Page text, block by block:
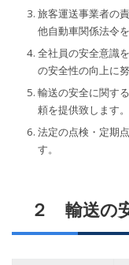
旅客運送事業者の
他自動車関係法令
全社員の安全意識
の安全性の向上に努
輸送の安全に関す
頼を提供致します。
法定の点検・定期
す。
２ 輸送の